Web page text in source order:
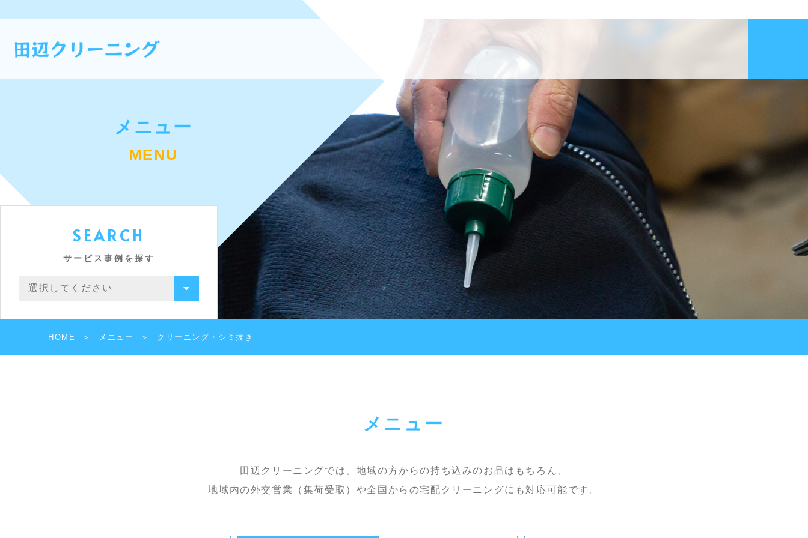
メニュー
MENU
SEARCH
サービス事例を探す
HOME メニュー クリーニング・シミ抜き
メニュー
田辺クリーニングでは、地域の方からの持ち込みのお品はもちろん、
地域内の外交営業（集荷受取）や全国からの宅配クリーニングにも対応可能です。